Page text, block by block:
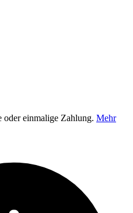
oder einmalige Zahlung. Mehr